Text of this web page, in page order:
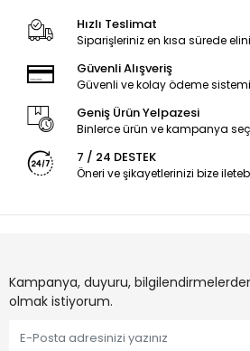
Hızlı Teslimat
Siparişleriniz en kısa sürede
Güvenli Alışveriş
Güvenli ve kolay ödeme sistemi
Geniş Ürün Yelpazesi
Binlerce ürün ve kampanya
7 / 24 DESTEK
Öneri ve şikayetlerinizi bize
Kampanya, duyuru,
olmak istiyorum.